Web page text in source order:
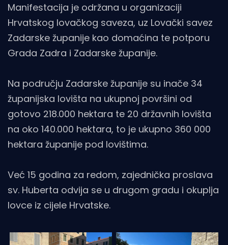
Manifestacija je održana u organizaciji
Hrvatskog lovačkog saveza, uz Lovački savez
Zadarske županije kao domaćina te potporu
Grada Zadra i Zadarske županije.
Na području Zadarske županije su inače 34
županijska lovišta na ukupnoj površini od
gotovo 218.000 hektara te 20 državnih lovišta
na oko 140.000 hektara, to je ukupno 360 000
hektara županije pod lovištima.
Već 15 godina za redom, zajednička proslava
sv. Huberta odvija se u drugom gradu i okuplja
lovce iz cijele Hrvatske.